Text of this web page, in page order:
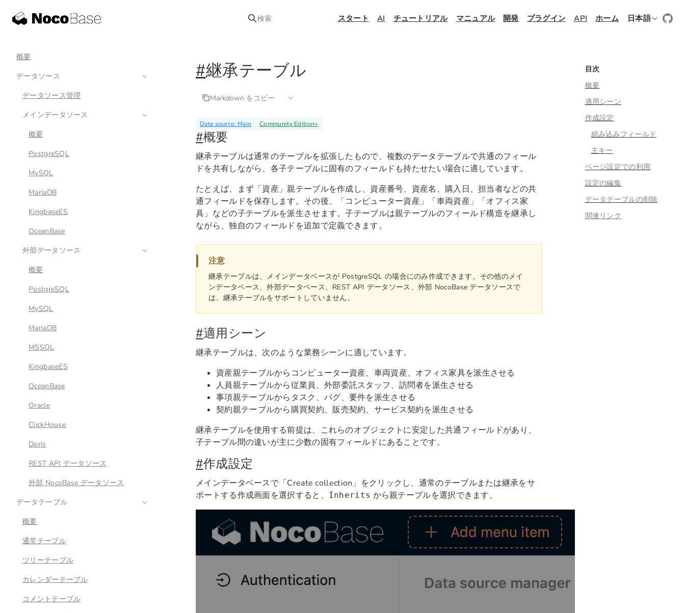
検索 スタート AI チュートリアル マニュアル 開発 プラグイン API ホーム 日本語
概要
データソース
データソース管理
メインデータソース
概要
PostgreSQL
MySQL
MariaDB
KingbaseES
OceanBase
外部データソース
概要
PostgreSQL
MySQL
MariaDB
MSSQL
KingbaseES
OceanBase
Oracle
ClickHouse
Doris
REST API データソース
外部 NocoBase データソース
データテーブル
概要
通常テーブル
ツリーテーブル
カレンダーテーブル
コメントテーブル
#継承テーブル
Markdown をコピー
Data source: Main Community Edition+
#概要
継承テーブルは通常のテーブルを拡張したもので、複数のデータテーブルで共通のフィール
ドを共有しながら、各子テーブルに固有のフィールドも持たせたい場合に適しています。
たとえば、まず「資産」親テーブルを作成し、資産番号、資産名、購入日、担当者などの共
通フィールドを保存します。その後、「コンピューター資産」「車両資産」「オフィス家
具」などの子テーブルを派生させます。子テーブルは親テーブルのフィールド構造を継承し
ながら、独自のフィールドを追加で定義できます。
注意
継承テーブルは、メインデータベースが PostgreSQL の場合にのみ作成できます。その他のメイ
ンデータベース、外部データベース、REST API データソース、外部 NocoBase データソースで
は、継承テーブルをサポートしていません。
#適用シーン
継承テーブルは、次のような業務シーンに適しています。
資産親テーブルからコンピューター資産、車両資産、オフィス家具を派生させる
人員親テーブルから従業員、外部委託スタッフ、訪問者を派生させる
事項親テーブルからタスク、バグ、要件を派生させる
契約親テーブルから購買契約、販売契約、サービス契約を派生させる
継承テーブルを使用する前提は、これらのオブジェクトに安定した共通フィールドがあり、
子テーブル間の違いが主に少数の固有フィールドにあることです。
#作成設定
メインデータベースで「Create collection」をクリックし、通常のテーブルまたは継承をサ
ポートする作成画面を選択すると、
Inherits から親テーブルを選択できます。
目次
概要
適用シーン
作成設定
組み込みフィールド
主キー
ページ設定での利用
設定の編集
データテーブルの削除
関連リンク